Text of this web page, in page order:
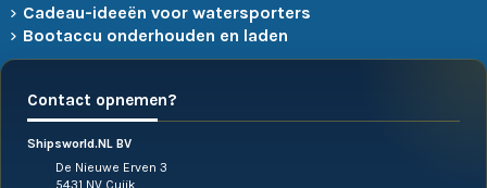
Cadeau-ideeën voor watersporters
Bootaccu onderhouden en laden
Contact opnemen?
Shipsworld.NL BV
De Nieuwe Erven 3
5431 NV Cuijk